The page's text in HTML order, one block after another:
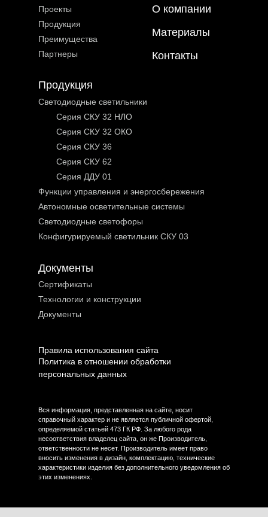
Вся информация, представленная на сайте, носит
справочный характер и не является публичной офертой,
определяемой статьей 473 ГК РФ. За любого рода
несоответствия владелец сайта, он же Производитель,
ответственности не несет. Производитель имеет право
вносить изменения в дизайн, комплектацию, технические
характеристики изделия без дополнительного уведомления об
этих изменениях.
Материалы
Контакты
Сертификаты
Технологии и конструкции
Документы
Серия СКУ 32 ОКО
Продукция
Светодиодные светильники
Серия СКУ 32 НЛО
Серия СКУ 36
Серия СКУ 62
Функции управления и энергосбережения
Автономные осветительные системы
Серия ДДУ 01
Светодиодные светофоры
Конфигурируемый светильник СКУ 03
Проекты
Продукция
Преимущества
Партнеры
Документы
О компании
Правила использования сайта
Политика в отношении обработки
персональных данных